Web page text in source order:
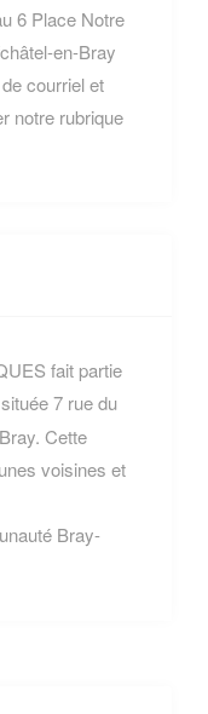
6 Place Notre
en-Bray
courriel et
notre rubrique
fait partie
7 rue du
Cette
voisines et
Bray-